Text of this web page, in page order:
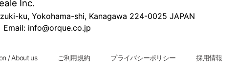
Inc.
ku, Yokohama-shi, Kanagawa 224-0025 JAPAN
info@orque.co.jp
/ About us ご利用規約 プライバシーポリシー 採用情報